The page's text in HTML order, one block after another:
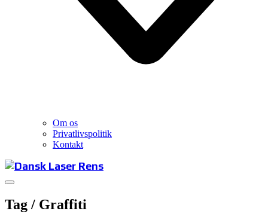
Om os
Privatlivspolitik
Kontakt
Tag / Graffiti